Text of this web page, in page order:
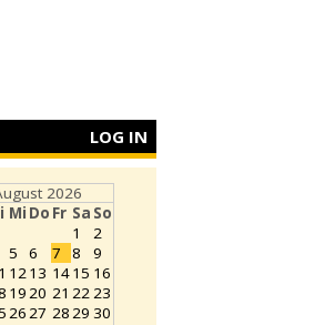
LOG IN
2026
Mi Do Fr Sa So
1
2
5 6 7 8
9
1213 1415 16
1920 21 2223
2627 2829 30